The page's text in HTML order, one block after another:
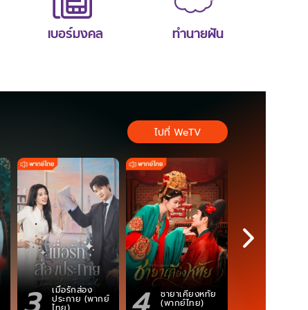
เบอร์มงคล ทำนายฝัน
เมื่อรักส่อง
ประกาย (พากย์
ไทย)
ชายาเคียงหทัย
(พากย์ไทย)
ไปที่ WeTV